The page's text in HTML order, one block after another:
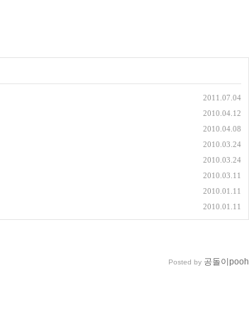
2011.07.04
2010.04.12
2010.04.08
2010.03.24
2010.03.24
2010.03.11
2010.01.11
2010.01.11
Posted by 공돌이pooh